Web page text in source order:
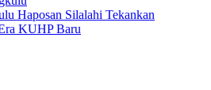
Haposan Silalahi Tekankan
KUHP Baru